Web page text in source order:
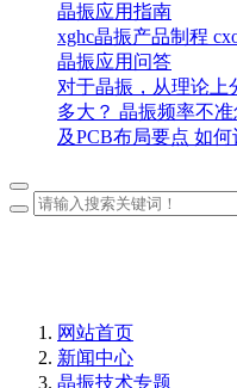
晶振应用指南
xghc晶振产品制程
晶振应用问答
对于晶振，从理论上
多大？ 晶振频率不
及PCB布局要点 如何
网站首页
新闻中心
晶振技术专题